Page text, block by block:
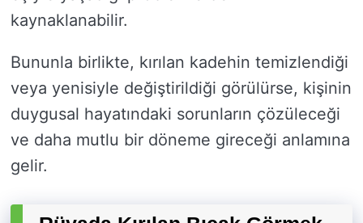
kaynaklanabilir.
Bununla birlikte, kırılan kadehin temizlendiği
veya yenisiyle değiştirildiği görülürse, kişinin
duygusal hayatındaki sorunların çözüleceği
ve daha mutlu bir döneme gireceği anlamına
gelir.